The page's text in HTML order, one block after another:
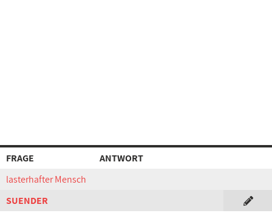
FRAGE
ANTWORT
lasterhafter Mensch
SUENDER